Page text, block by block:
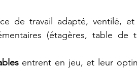
de travail adapté, ventilé,
(étagères, table de
entrent en jeu, et leur